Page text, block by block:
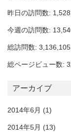
昨日の訪問数: 1,528
今週の訪問数:
総訪問数: 3,136,105
総ページビュー数:
アーカイブ
2014年6月 (1)
2014年5月 (13)